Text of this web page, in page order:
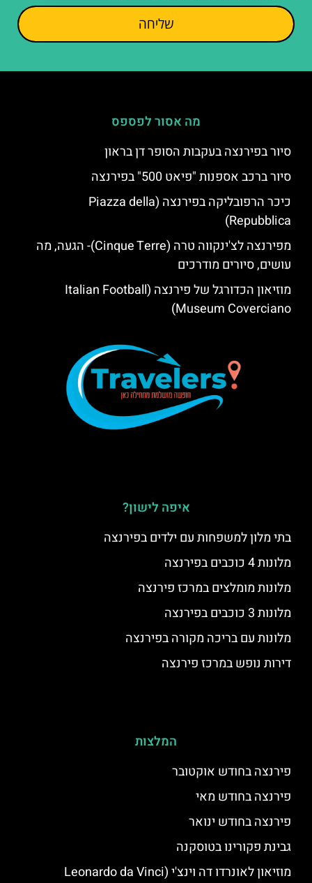
שליחה
מה אסור לפספס
סיור בפירנצה בעקבות הסופר דן בראון
סיור ברכב אספנות "פיאט 500" בפירנצה
כיכר הרפובליקה בפירנצה (Piazza della
Repubblica)
מפירנצה לצ'ינקווה טרה (Cinque Terre)- הגעה, מה
עושים, סיורים מודרכים
מוזיאון הכדורגל של פירנצה (Italian Football
Museum Coverciano)
איפה לישון?
בתי מלון למשפחות עם ילדים בפירנצה
מלונות 4 כוכבים בפירנצה
מלונות מומלצים במרכז פירנצה
מלונות 3 כוכבים בפירנצה
מלונות עם בריכה מקורה בפירנצה
דירות נופש במרכז פירנצה
המלצות
פירנצה בחודש אוקטובר
פירנצה בחודש מאי
פירנצה בחודש ינואר
גבינת פקורינו בטוסקנה
מוזיאון לאונרדו דה וינצ'י (Leonardo da Vinci